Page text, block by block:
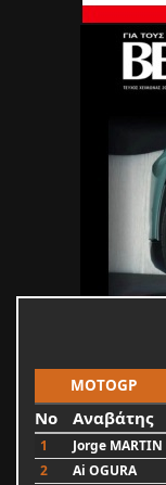
MOTOGP
No Αναβάτης
1 Jorge MARTIN
2
Ai OGURA